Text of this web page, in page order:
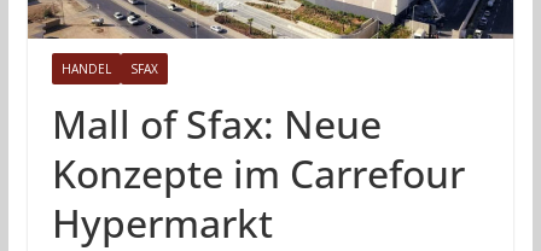
HANDEL SFAX
Mall of Sfax: Neue
Konzepte im Carrefour
Hypermarkt